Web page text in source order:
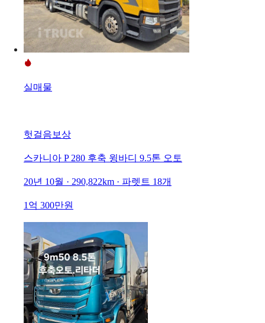
실매물
헛걸음보상
스카니아 P 280 후축 윙바디 9.5톤 오토
20년 10월 · 290,822km · 파렛트 18개
1억 300만원